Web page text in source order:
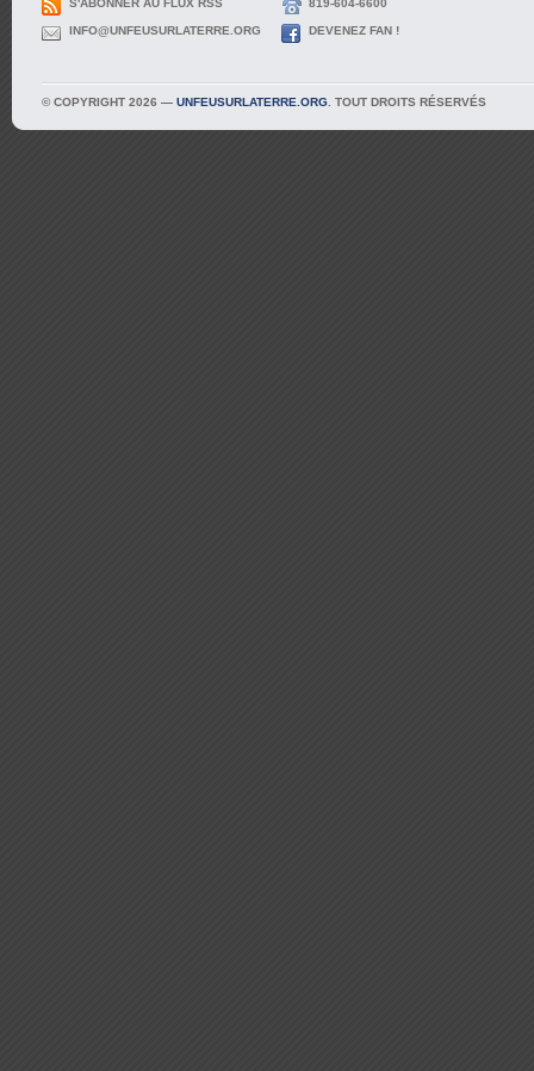
S'ABONNER AU FLUX RSS 819-604-6600
INFO@UNFEUSURLATERRE.ORG DEVENEZ FAN !
© COPYRIGHT 2026 — UNFEUSURLATERRE.ORG . TOUT DROITS RÉSERVÉS